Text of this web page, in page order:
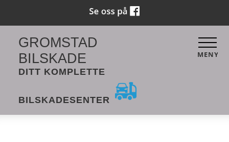
GROMSTAD
BILSKADE
DITT KOMPLETTE
BILSKADESENTER
MENY